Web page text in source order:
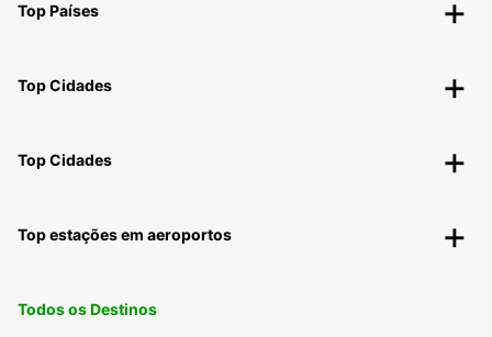
Top Países
Top Cidades
Top Cidades
Top estações em aeroportos
Todos os Destinos